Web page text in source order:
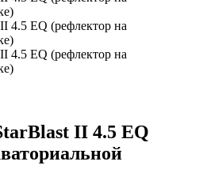
II 4.5 EQ